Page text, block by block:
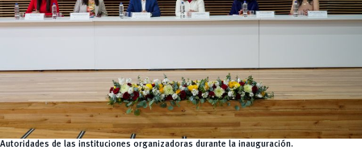
Autoridades de las instituciones organizadoras durante la inauguración.